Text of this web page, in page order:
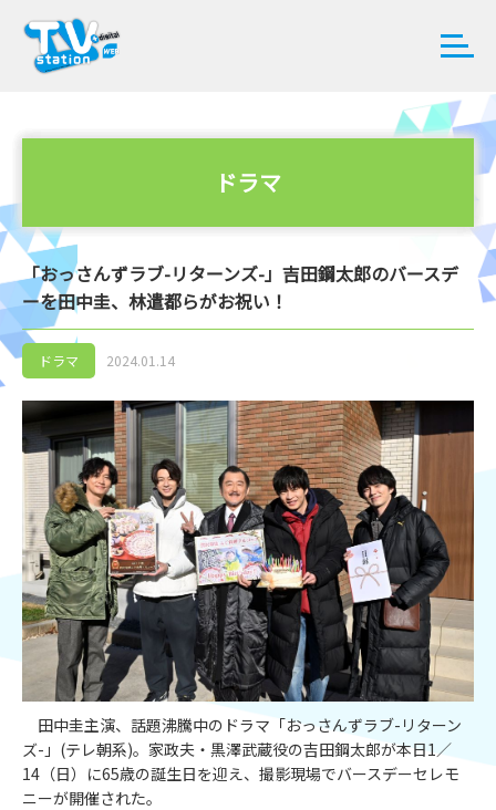
ドラマ
「おっさんずラブ-リターンズ-」吉田鋼太郎のバースデ
ーを田中圭、林遣都らがお祝い！
ドラマ 2024.01.14
田中圭主演、話題沸騰中のドラマ「おっさんずラブ-リターン
ズ-」(テレ朝系)。家政夫・黒澤武蔵役の吉田鋼太郎が本日1／
14（日）に65歳の誕生日を迎え、撮影現場でバースデーセレモ
ニーが開催された。